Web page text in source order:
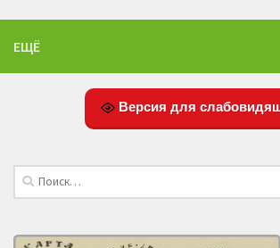
ЕЩЁ
Версия для
Найти: